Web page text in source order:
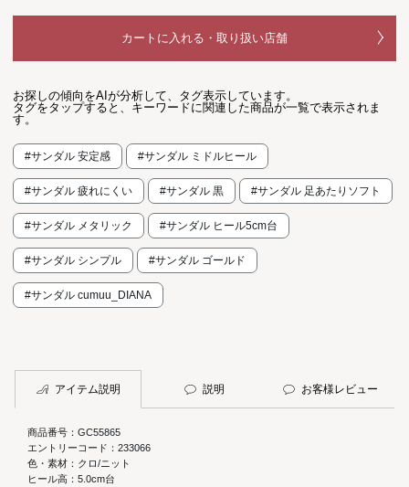
カートに入れる・取り扱い店舗
お探しの傾向をAIが分析して、タグ表示しています。
タグをタップすると、キーワードに関連した商品が一覧で表示されま
す。
#サンダル 安定感 #サンダル ミドルヒール
#サンダル 疲れにくい #サンダル 黒 #サンダル 足あたりソフト
#サンダル メタリック #サンダル ヒール5cm台
#サンダル シンプル #サンダル ゴールド
#サンダル cumuu_DIANA
アイテム説明 説明 お客様レビュー
商品番号：GC55865
エントリーコード：233066
色・素材：クロ/ニット
ヒール高：5.0cm台